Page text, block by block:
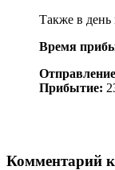
Также в день
Время
Прибытие:
Комментарий